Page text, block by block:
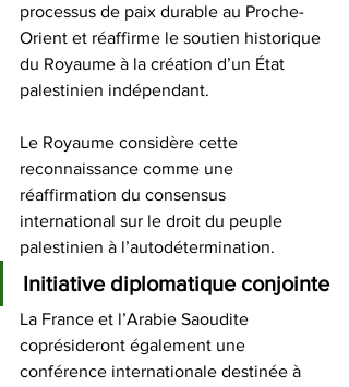
processus de paix durable au Proche-
Orient et réaffirme le soutien historique
du Royaume à la création d’un État
palestinien indépendant.
Le Royaume considère cette
reconnaissance comme une
réaffirmation du consensus
international sur le droit du peuple
palestinien à l’autodétermination.
Initiative diplomatique conjointe
La France et l’Arabie Saoudite
coprésideront également une
conférence internationale destinée à